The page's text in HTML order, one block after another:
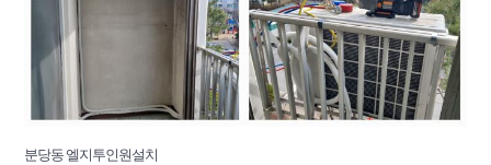
분당동 엘지투인원설치